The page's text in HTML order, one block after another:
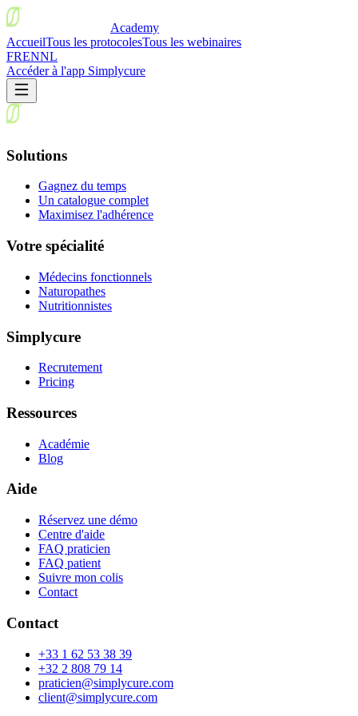
Academy
AccueilTous les protocolesTous les webinaires
FRENNL
Accéder à l'app Simplycure
Solutions
Gagnez du temps
Un catalogue complet
Maximisez l'adhérence
Votre spécialité
Médecins fonctionnels
Naturopathes
Nutritionnistes
Simplycure
Recrutement
Pricing
Ressources
Académie
Blog
Aide
Réservez une démo
Centre d'aide
FAQ praticien
FAQ patient
Suivre mon colis
Contact
Contact
+33 1 62 53 38 39
+32 2 808 79 14
praticien@simplycure.com
client@simplycure.com